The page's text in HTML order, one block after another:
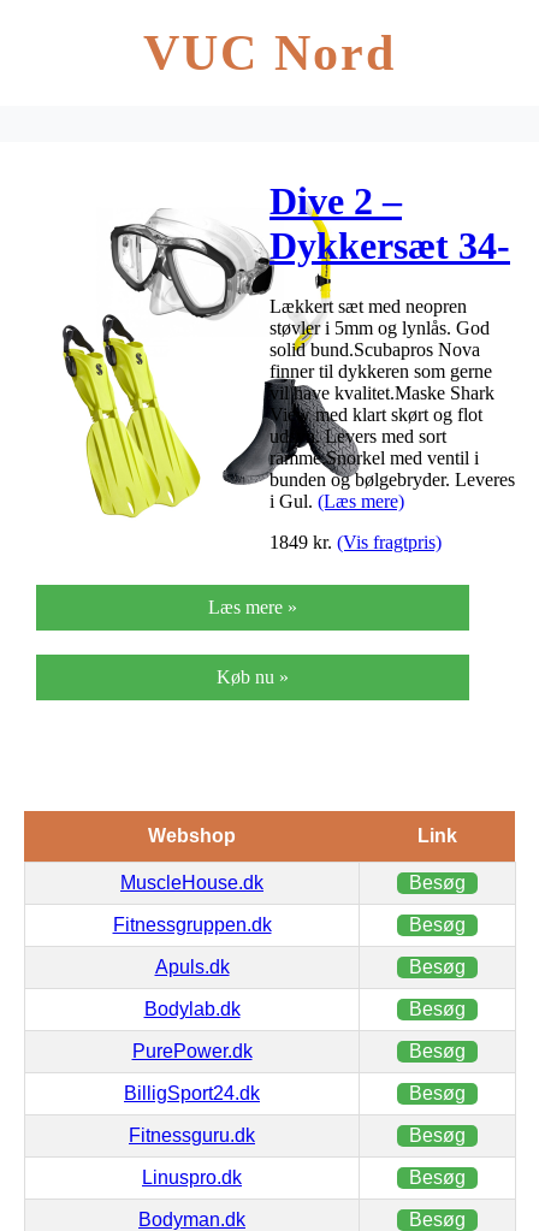
VUC Nord
Dive 2 –
Dykkersæt 34-
35 XLarge/Blå
Lækkert sæt med neopren
støvler i 5mm og lynlås. God
solid bund.Scubapros Nova
finner til dykkeren som gerne
vil have kvalitet.Maske Shark
View med klart skørt og flot
udsyn. Levers med sort
ramme.Snorkel med ventil i
bunden og bølgebryder. Leveres
i Gul. (Læs mere)
1849 kr. (Vis fragtpris)
Læs mere »
Køb nu »
Webshop Link
MuscleHouse.dk Besøg
Fitnessgruppen.dk Besøg
Apuls.dk Besøg
Bodylab.dk Besøg
PurePower.dk Besøg
BilligSport24.dk Besøg
Fitnessguru.dk Besøg
Linuspro.dk Besøg
Bodyman.dk Besøg